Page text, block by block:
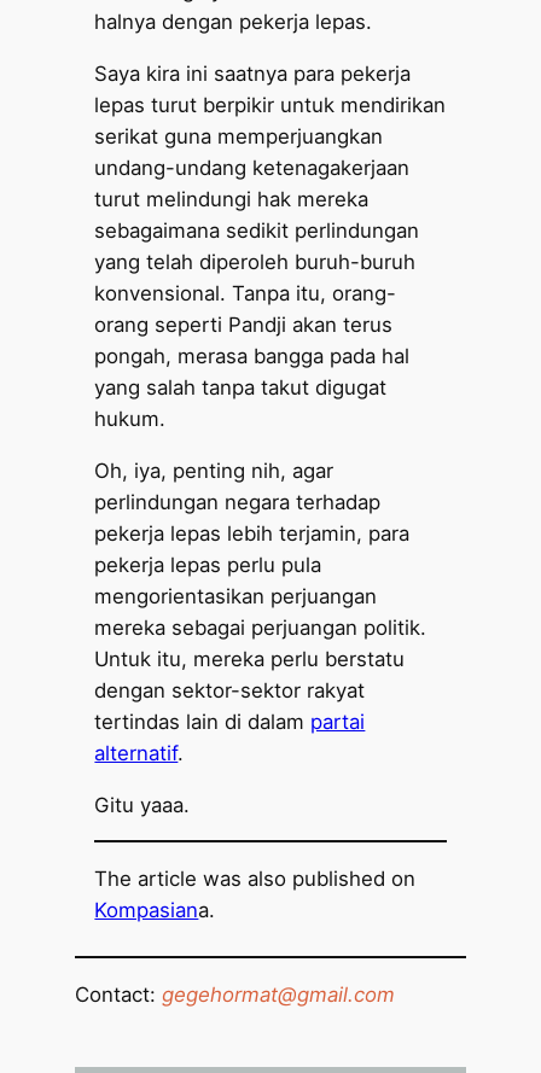
halnya dengan pekerja lepas.
Saya kira ini saatnya para pekerja
lepas turut berpikir untuk mendirikan
serikat guna memperjuangkan
undang-undang ketenagakerjaan
turut melindungi hak mereka
sebagaimana sedikit perlindungan
yang telah diperoleh buruh-buruh
konvensional. Tanpa itu, orang-
orang seperti Pandji akan terus
pongah, merasa bangga pada hal
yang salah tanpa takut digugat
hukum.
Oh, iya, penting nih, agar
perlindungan negara terhadap
pekerja lepas lebih terjamin, para
pekerja lepas perlu pula
mengorientasikan perjuangan
mereka sebagai perjuangan politik.
Untuk itu, mereka perlu berstatu
dengan sektor-sektor rakyat
tertindas lain di dalam partai
alternatif.
Gitu yaaa.
The article was also published on
Kompasiana.
Contact:gegehormat@gmail.com